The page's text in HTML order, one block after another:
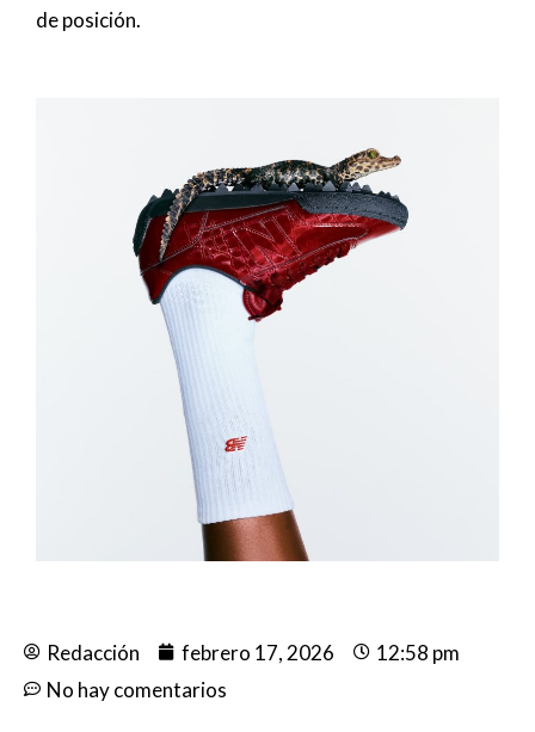
de posición.
Redacción febrero 17, 2026
12:58 pm
No hay comentarios